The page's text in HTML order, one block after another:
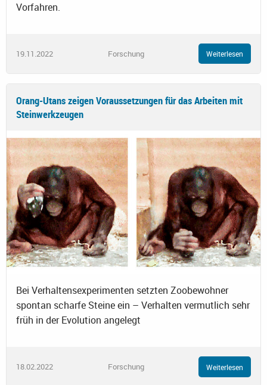
Vorfahren.
19.11.2022 Forschung Weiterlesen
Orang-Utans zeigen Voraussetzungen für das Arbeiten mit
Steinwerkzeugen
Bei Verhaltensexperimenten setzten Zoobewohner
spontan scharfe Steine ein – Verhalten vermutlich sehr
früh in der Evolution angelegt
18.02.2022 Forschung Weiterlesen